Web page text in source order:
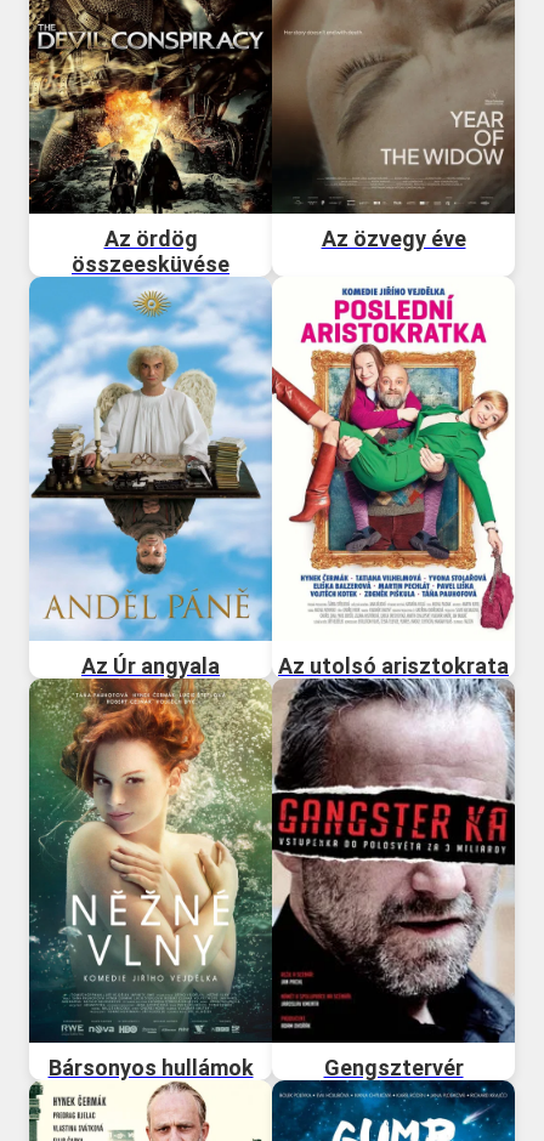
Az ördög
összeesküvése
Az özvegy éve
Az Úr angyala Az utolsó arisztokrata
Bársonyos hullámok Gengsztervér